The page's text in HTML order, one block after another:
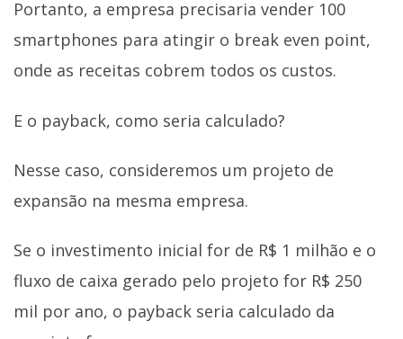
Portanto, a empresa precisaria vender 100
smartphones para atingir o break even point,
onde as receitas cobrem todos os custos.
E o payback, como seria calculado?
Nesse caso, consideremos um projeto de
expansão na mesma empresa.
Se o investimento inicial for de R$ 1 milhão e o
fluxo de caixa gerado pelo projeto for R$ 250
mil por ano, o payback seria calculado da